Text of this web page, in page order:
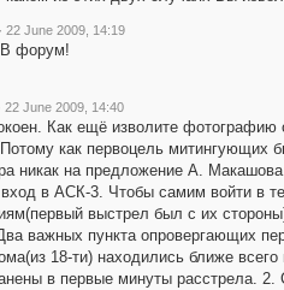
· 22 June 2009, 14:19
В форум!
22 June 2009, 14:40
Как ещё изволите
как первоцель митингующих
никак на предложение А.
вход в АСК-3. Чтобы самим войти в
выстрел был с их
важных пункта опровергающих
18-ти) находились ближе
в первые минуты расстрела.